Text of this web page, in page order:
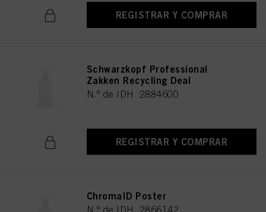
REGISTRAR Y COMPRAR
Schwarzkopf Professional
Zakken Recycling Deal
N.º de IDH 2884600
REGISTRAR Y COMPRAR
ChromaID Poster
N.º de IDH 2866142